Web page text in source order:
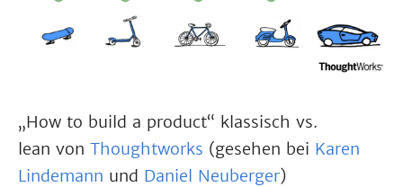
„How to build a product“ klassisch vs.
lean von Thoughtworks (gesehen bei Karen
Lindemann und Daniel Neuberger)